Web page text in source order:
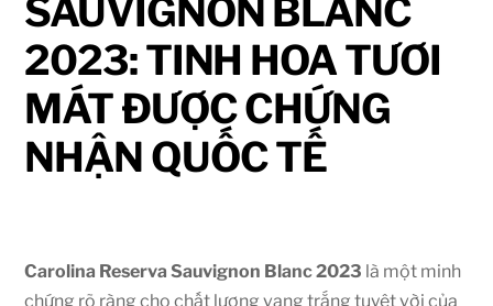
SAUVIGNON BLANC
2023: TINH HOA TƯƠI
MÁT ĐƯỢC CHỨNG
NHẬN QUỐC TẾ
Carolina Reserva Sauvignon Blanc 2023 là một minh
chứng rõ ràng cho chất lượng vang trắng tuyệt vời của